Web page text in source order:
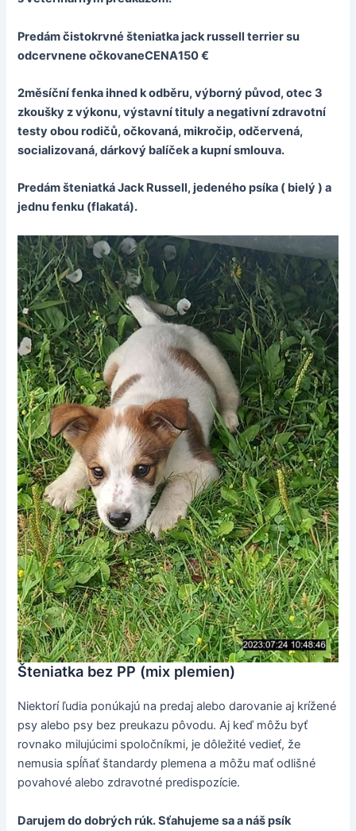
Predám čistokrvné šteniatka jack russell terrier su
odcervnene očkovaneCENA150 €
2měsíční fenka ihned k odběru, výborný původ, otec 3
zkoušky z výkonu, výstavní tituly a negativní zdravotní
testy obou rodičů, očkovaná, mikročip, odčervená,
socializovaná, dárkový balíček a kupní smlouva.
Predám šteniatká Jack Russell, jedeného psíka ( bielý ) a
jednu fenku (flakatá).
Šteniatka bez PP (mix plemien)
Niektorí ľudia ponúkajú na predaj alebo darovanie aj krížené
psy alebo psy bez preukazu pôvodu. Aj keď môžu byť
rovnako milujúcimi spoločníkmi, je dôležité vedieť, že
nemusia spĺňať štandardy plemena a môžu mať odlišné
povahové alebo zdravotné predispozície.
Darujem do dobrých rúk. Sťahujeme sa a náš psík